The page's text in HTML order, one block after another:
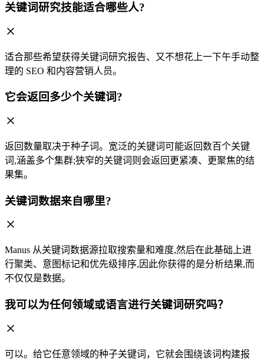
关键词研究技能适合哪些人?
适合那些希望获得关键词研究报告、又不想花上一下午手动整
理的 SEO 和内容营销人员。
它会返回多少个关键词?
返回数量取决于种子词。宽泛的关键词可能返回数百个关键
词,涵盖多个集群;狭窄的关键词则会返回更紧凑、更聚焦的结
果集。
关键词数据来自哪里?
Manus 从关键词数据源拉取搜索量和难度,然后在此基础上进
行聚类、意图标记和优先级排序,因此你获得的是分析结果,而
不仅仅是数据。
我可以为任何领域或语言进行关键词研究吗？
可以。给它任意领域的种子关键词，它就会围绕该词构建报